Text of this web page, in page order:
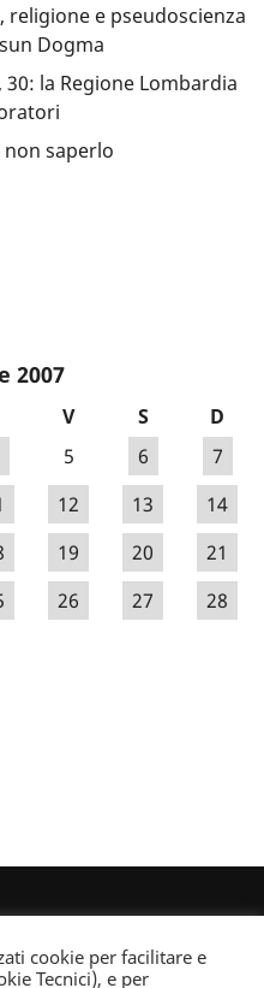
religione e pseudoscienza
Dogma
la Regione Lombardia
saperlo
2007
V S
D
5 6
7
12 13
14
19 20
21
26 27
28
cookie per facilitare e
Tecnici), e per